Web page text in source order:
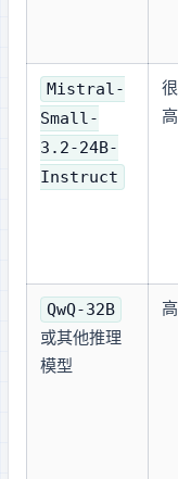
Mistral-
Small-
3.2-24B-
Instruct
很
高
QwQ-32B
或其他 Qwen 32B 推理
模型
高